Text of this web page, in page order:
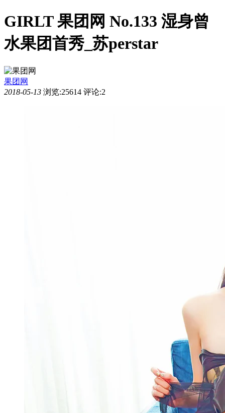
GIRLT 果团网 No.133 湿身曾
水果团首秀_苏perstar
果团网
2018-05-13 浏览:25614 评论:2